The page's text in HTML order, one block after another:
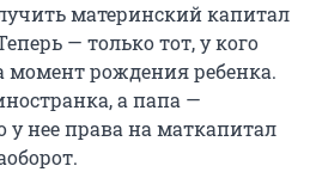
материнский капитал
— только тот, у кого
момент рождения ребенка.
а папа —
у нее права на маткапитал